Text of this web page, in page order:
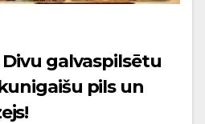
galvaspilsētu
pils un